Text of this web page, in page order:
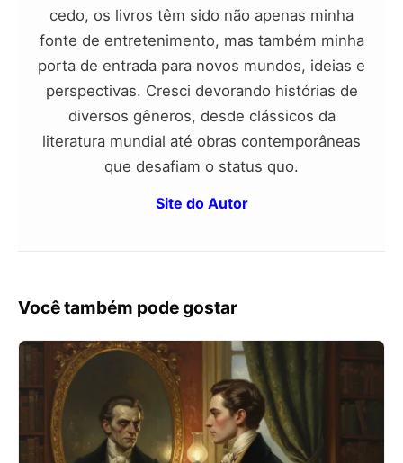
cedo, os livros têm sido não apenas minha
fonte de entretenimento, mas também minha
porta de entrada para novos mundos, ideias e
perspectivas. Cresci devorando histórias de
diversos gêneros, desde clássicos da
literatura mundial até obras contemporâneas
que desafiam o status quo.
Site do Autor
Você também pode gostar